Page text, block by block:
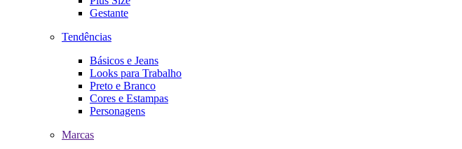
Gestante
Tendências
Básicos e Jeans
Looks para Trabalho
Preto e Branco
Cores e Estampas
Personagens
Marcas